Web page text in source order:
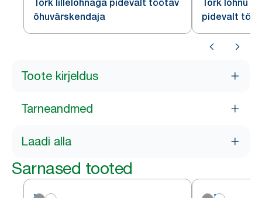
Tork lillelõhnaga pidevalt töötav
õhuvärskendaja
Tork lõhnu
pidevalt
Toote kirjeldus
Tarneandmed
Laadi alla
Sarnased tooted